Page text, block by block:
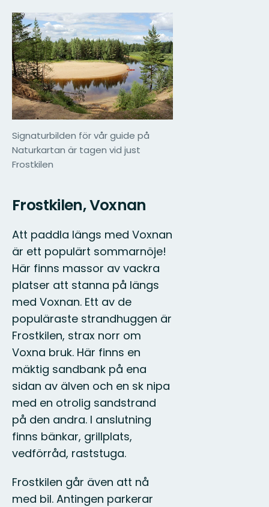
Signaturbilden för vår guide på
Naturkartan är tagen vid just
Frostkilen
Frostkilen, Voxnan
Att paddla längs med Voxnan
är ett populärt sommarnöje!
Här finns massor av vackra
platser att stanna på längs
med Voxnan. Ett av de
populäraste strandhuggen är
Frostkilen, strax norr om
Voxna bruk. Här finns en
mäktig sandbank på ena
sidan av älven och en sk nipa
med en otrolig sandstrand
på den andra. I anslutning
finns bänkar, grillplats,
vedförråd, raststuga.
Frostkilen går även att nå
med bil. Antingen parkerar